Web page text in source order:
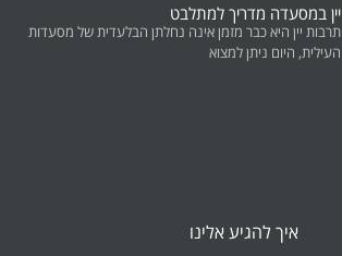
יין במסעדה מדריך למתלבט
תרבות יין היא כבר מזמן אינה נחלתן הבלעדית של מסעדות
העילית, היום ניתן למצוא
איך להגיע אלינו